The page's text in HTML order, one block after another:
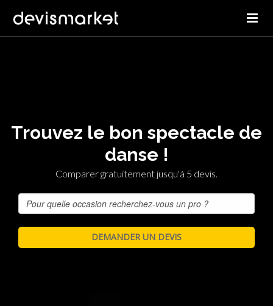
Trouvez le bon spectacle de
danse !
Comparer gratuitement jusqu'à 5 devis.